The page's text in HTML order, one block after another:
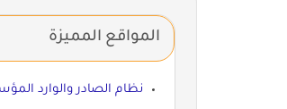
المواقع المميزة
نظام الصادر والوارد